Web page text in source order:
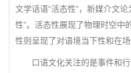
文学话语“活态性”，新媒介文
性”。活态性展现了物理时空中
性则呈现了对语境当下性和在场
口语文化关注的是事件和行